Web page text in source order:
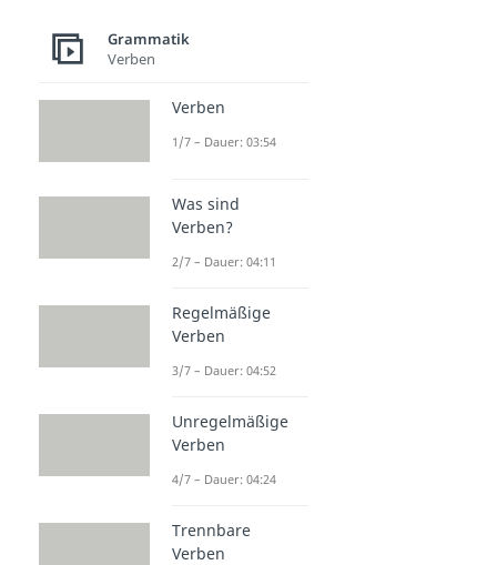
Grammatik
Verben
Verben
1/7 – Dauer: 03:54
Was sind
Verben?
2/7 – Dauer: 04:11
Regelmäßige
Verben
3/7 – Dauer: 04:52
Unregelmäßige
Verben
4/7 – Dauer: 04:24
Trennbare
Verben